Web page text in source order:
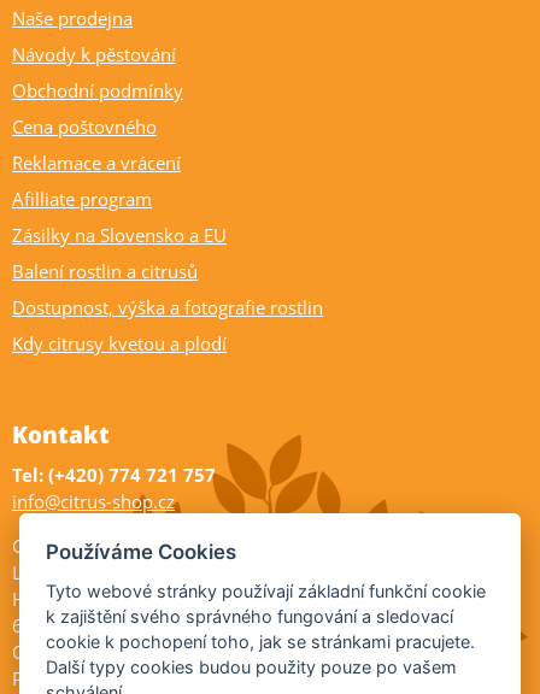
Naše prodejna
Návody k pěstování
Obchodní podmínky
Cena poštovného
Reklamace a vrácení
Afilliate program
Zásilky na Slovensko a EU
Balení rostlin a citrusů
Dostupnost, výška a fotografie rostlin
Kdy citrusy kvetou a plodí
Kontakt
Tel: (+420) 774 721 757
info@citrus-shop.cz
Citrus shop zahradnictví
Legionářů 2
Hodonín
695 01
Otevřeno:
Po-Pá 9-17
Používáme Cookies
Tyto webové stránky používají základní funkční cookie
k zajištění svého správného fungování a sledovací
cookie k pochopení toho, jak se stránkami pracujete.
Další typy cookies budou použity pouze po vašem